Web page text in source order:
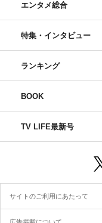
エンタメ総合
特集・インタビュー
ランキング
BOOK
TV LIFE最新号
サイトのご利用にあたって